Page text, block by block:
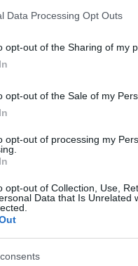
Data Processing Opt Outs
opt-out of the Sharing of my
opt-out of the Sale of my
opt-out of processing my
opt-out of Collection, Use,
Data that Is Unrelated
σύστημα, συνέβαλε
να επιστρέψουν στον
κατά μέσο όρο κάθε
δάνεια.
ενώ στις κατοικίες οι
προστασίας της
«κουρέματος»
λύση και για τους